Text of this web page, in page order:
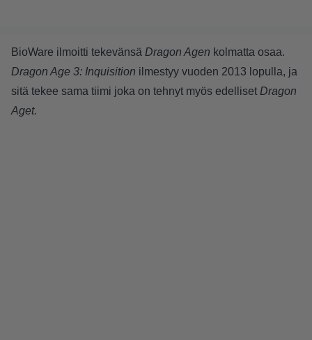
BioWare ilmoitti tekevänsä Dragon Agen kolmatta osaa.
Dragon Age 3: Inquisition ilmestyy vuoden 2013 lopulla, ja
sitä tekee sama tiimi joka on tehnyt myös edelliset Dragon
Aget.